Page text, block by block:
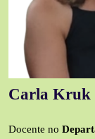
Carla Kruk
Docente no